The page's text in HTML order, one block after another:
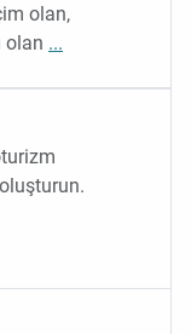
olan,
olan ...